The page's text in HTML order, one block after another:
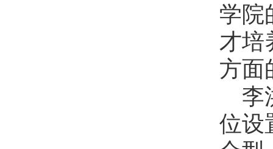
学院
才培
方面
李
位设